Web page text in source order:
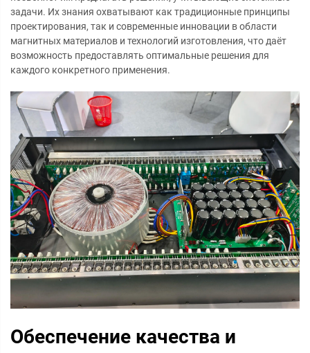
задачи. Их знания охватывают как традиционные принципы
проектирования, так и современные инновации в области
магнитных материалов и технологий изготовления, что даёт
возможность предоставлять оптимальные решения для
каждого конкретного применения.
Обеспечение качества и